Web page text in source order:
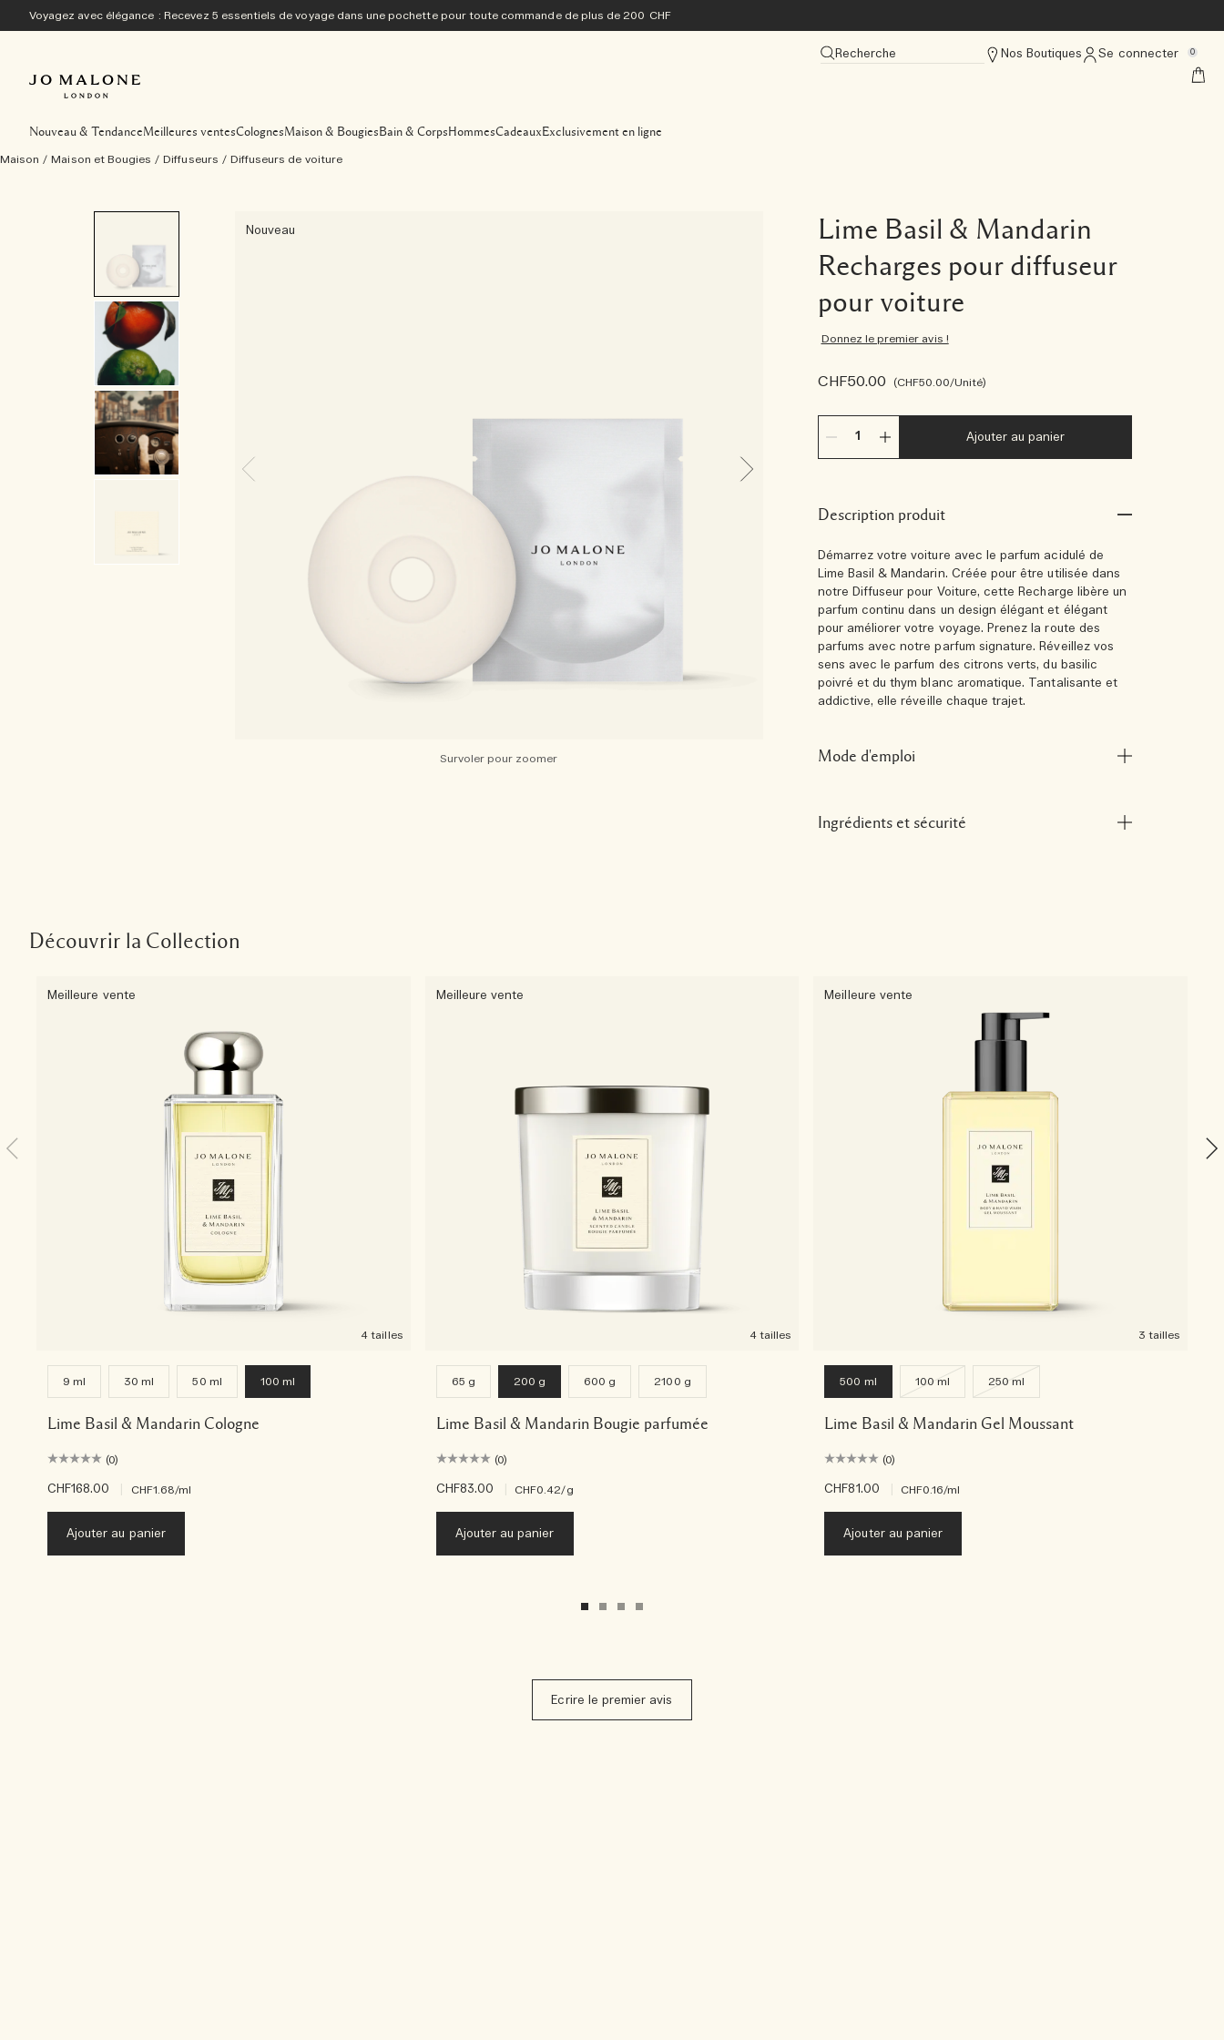
Voyagez avec élégance : Recevez 5 essentiels de voyage dans une pochette pour toute commande de plus de 200 CHF
Recherche Nos Boutiques Se connecter 0
Nouveau & TendanceMeilleures ventesColognesMaison & BougiesBain & CorpsHommesCadeaux Exclusivement en ligne
Maison / Maison et Bougies / Diffuseurs / Diffuseurs de voiture
Lime Basil & Mandarin
Recharges pour diffuseur
pour voiture
Donnez le premier avis !
Nouveau
Survoler pour zoomer
CHF50.00 CHF50.00/Unité
Ajouter au panier
Description produit
Démarrez votre voiture avec le parfum acidulé de
Lime Basil & Mandarin. Créée pour être utilisée dans
notre Diffuseur pour Voiture, cette Recharge libère un
parfum continu dans un design élégant et élégant
pour améliorer votre voyage. Prenez la route des
parfums avec notre parfum signature. Réveillez vos
sens avec le parfum des citrons verts, du basilic
poivré et du thym blanc aromatique. Tantalisante et
addictive, elle réveille chaque trajet.
Mode d'emploi
Ingrédients et sécurité
Découvrir la Collection
Meilleure vente
4 tailles
9 ml 30 ml 50 ml 100 ml
Lime Basil & Mandarin Cologne
(0)
CHF168.00 CHF1.68/ml
Ajouter au panier
Meilleure vente
4 tailles
65 g 200 g 600 g 2100 g
Lime Basil & Mandarin Bougie parfumée
(0)
CHF83.00 CHF0.42/g
Ajouter au panier
Meilleure vente
3 tailles
500 ml 100 ml 250 ml
Lime Basil & Mandarin Gel Moussant
(0)
CHF81.00 CHF0.16/ml
Ajouter au panier
Ecrire le premier avis